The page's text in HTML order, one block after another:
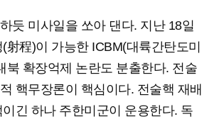
듯 미사일을 쏘아 댄다. 지난 18일
射程)이 가능한 ICBM(대륙간탄도미
북 확장억제 논란도 분출한다. 전술
핵무장론이 핵심이다. 전술핵 재배
긴 하나 주한미군이 운용한다. 독